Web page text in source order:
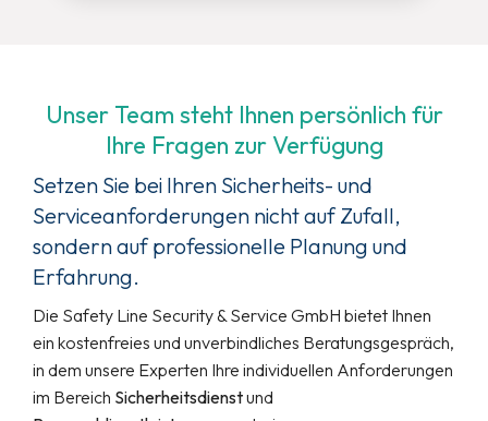
Unser Team steht Ihnen persönlich für
Ihre Fragen zur Verfügung
Setzen Sie bei Ihren Sicherheits- und
Serviceanforderungen nicht auf Zufall,
sondern auf professionelle Planung und
Erfahrung.
Die Safety Line Security & Service GmbH bietet Ihnen
ein kostenfreies und unverbindliches Beratungsgespräch,
in dem unsere Experten Ihre individuellen Anforderungen
im Bereich Sicherheitsdienstund